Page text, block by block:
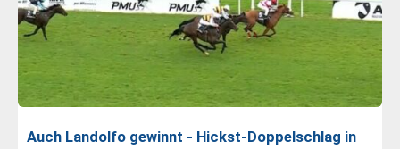
Auch Landolfo gewinnt - Hickst-Doppelschlag in